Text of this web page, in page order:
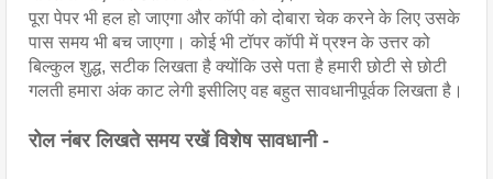
पूरा पेपर भी हल हो जाएगा और कॉपी को दोबारा चेक करने के लिए उसके
पास समय भी बच जाएगा। कोई भी टॉपर कॉपी में प्रश्न के उत्तर को
बिल्कुल शुद्ध, सटीक लिखता है क्योंकि उसे पता है हमारी छोटी से छोटी
गलती हमारा अंक काट लेगी इसीलिए वह बहुत सावधानीपूर्वक लिखता है।
रोल नंबर लिखते समय रखें विशेष सावधानी -